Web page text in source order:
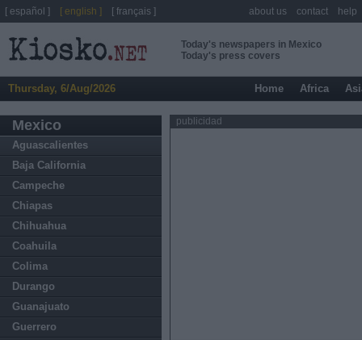
Today's newspapers in Mexico
Today's press covers
Thursday, 6/Aug/2026 Home Africa
Mexico
Aguascalientes
Baja California
Campeche
Chiapas
Chihuahua
Coahuila
Colima
Durango
Guanajuato
Guerrero
publicidad
[ español ] [ english ] [ français ] about us contact help